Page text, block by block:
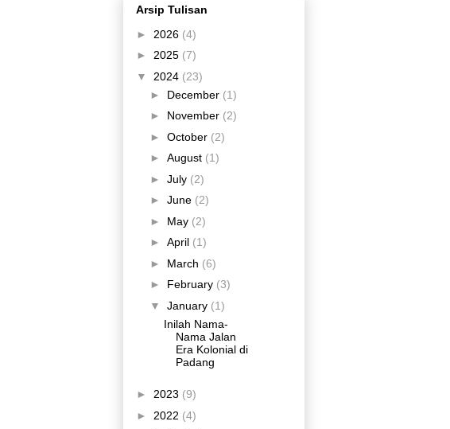
Arsip Tulisan
► 2026 (4)
► 2025 (7)
▼ 2024 (23)
► December (1)
► November (2)
► October (2)
► August (1)
► July (2)
► June (2)
► May (2)
► April (1)
► March (6)
► February (3)
▼ January (1)
Inilah Nama-
Nama Jalan
Era Kolonial di
Padang
► 2023 (9)
► 2022 (4)